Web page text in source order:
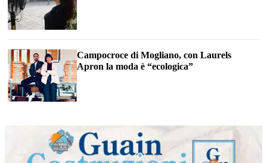
Campocroce di Mogliano, con Laurels
Apron la moda è “ecologica”